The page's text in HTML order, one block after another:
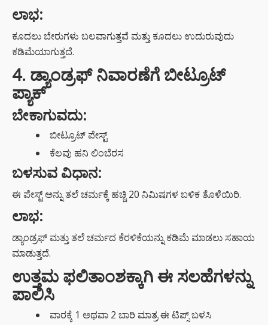
ಲಾಭ:
ಕೂದಲು ಬೇರುಗಳು ಬಲವಾಗುತ್ತವೆ ಮತ್ತು ಕೂದಲು ಉದುರುವುದು
ಕಡಿಮೆಯಾಗುತ್ತದೆ.
4. ಡ್ಯಾಂಡ್ರಫ್ ನಿವಾರಣೆಗೆ ಬೀಟ್ರೂಟ್
ಪ್ಯಾಕ್
ಬೇಕಾಗುವದು:
ಬೀಟ್ರೂಟ್ ಪೇಸ್ಟ್
ಕೆಲವು ಹನಿ ಲಿಂಬೆರಸ
ಬಳಸುವ ವಿಧಾನ:
ಈ ಪೇಸ್ಟ್ ಅನ್ನು ತಲೆ ಚರ್ಮಕ್ಕೆ ಹಚ್ಚಿ 20 ನಿಮಿಷಗಳ ಬಳಿಕ ತೊಳೆಯಿರಿ.
ಲಾಭ:
ಡ್ಯಾಂಡ್ರಫ್ ಮತ್ತು ತಲೆ ಚರ್ಮದ ಕೆರಳಿಕೆಯನ್ನು ಕಡಿಮೆ ಮಾಡಲು ಸಹಾಯ
ಮಾಡುತ್ತದೆ.
ಉತ್ತಮ ಫಲಿತಾಂಶಕ್ಕಾಗಿ ಈ ಸಲಹೆಗಳನ್ನು
ಪಾಲಿಸಿ
ವಾರಕ್ಕೆ 1 ಅಥವಾ 2 ಬಾರಿ ಮಾತ್ರ ಈ ಟಿಪ್ಸ್ ಬಳಸಿ